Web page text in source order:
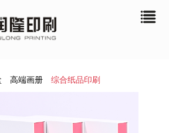
高端画册 综合纸品印刷